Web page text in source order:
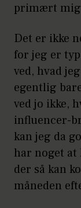
primært mig
Det er ikke
for jeg er
ved, hvad
egentlig
ved jo ikke,
influencer-
kan jeg da
har noget at
der så kan
måneden